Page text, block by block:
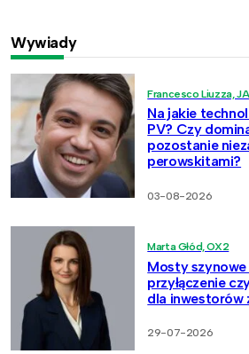
Wywiady
Francesco Liuzza, JA
Na jakie
PV? Czy
pozostanie
perowskitami?
03-08-2026
Marta Głód, OX2
Mosty szynowe
przyłączenie
dla inwestorów
29-07-2026